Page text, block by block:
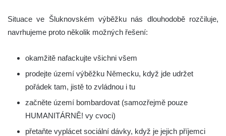
Situace ve Šluknovském výběžku nás dlouhodobě rozčiluje,
navrhujeme proto několik možných řešení:
okamžitě nafackujte všichni všem
prodejte území výběžku Německu, když jde udržet
pořádek tam, jistě to zvládnou i tu
začněte území bombardovat (samozřejmě pouze
HUMANITÁRNĚ! vy cvoci)
přetaňte vyplácet sociální dávky, když je jejich příjemci